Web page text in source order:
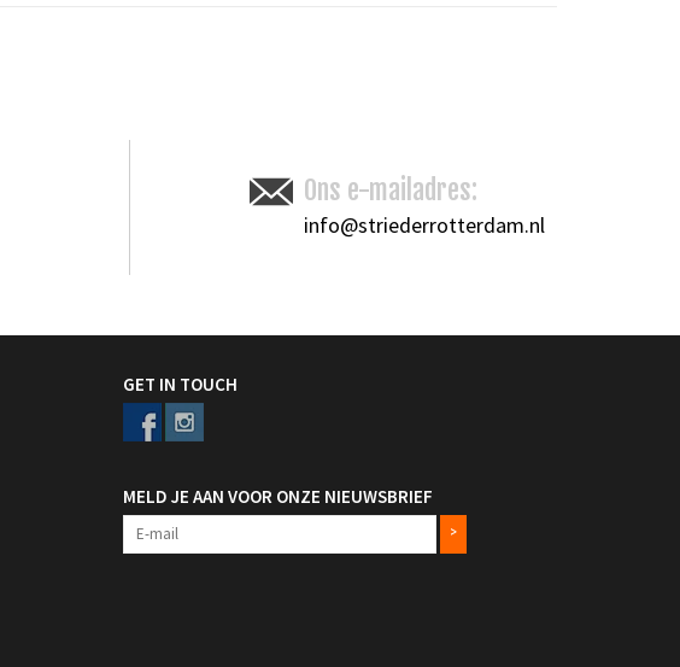
Ons e-mailadres:
info@striederrotterdam.nl
GET IN TOUCH
MELD JE AAN VOOR ONZE NIEUWSBRIEF
>